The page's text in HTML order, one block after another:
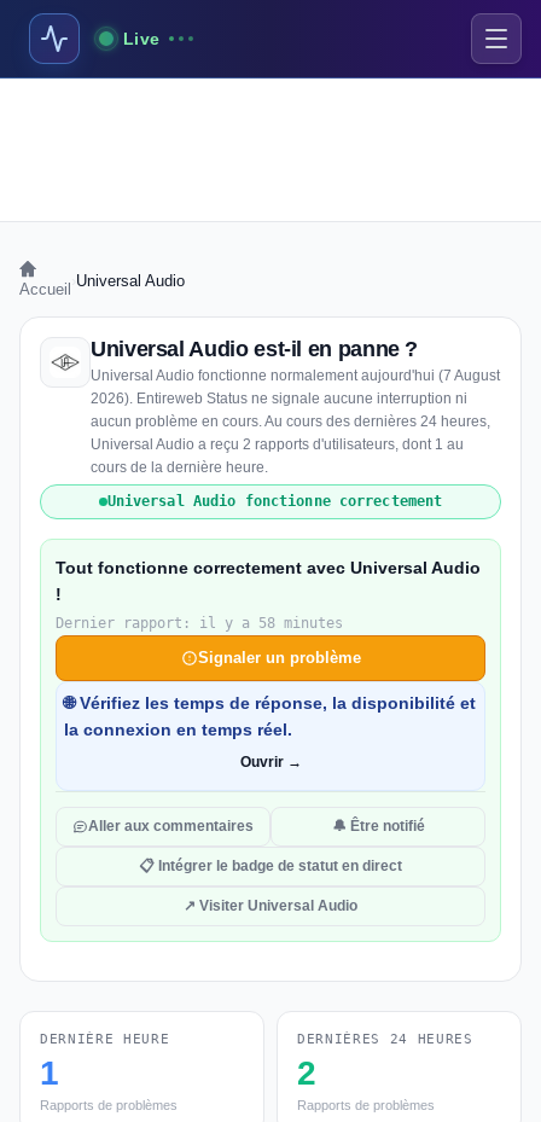
Live
Accueil Universal Audio
Universal Audio est-il en panne ?
Universal Audio fonctionne normalement aujourd'hui (7 August
2026). Entireweb Status ne signale aucune interruption ni
aucun problème en cours. Au cours des dernières 24 heures,
Universal Audio a reçu 2 rapports d'utilisateurs, dont 1 au
cours de la dernière heure.
Universal Audio fonctionne correctement
Tout fonctionne correctement avec Universal Audio
!
Dernier rapport: il y a 58 minutes
Signaler un problème
🌐 Vérifiez les temps de réponse, la disponibilité et
la connexion en temps réel.
Ouvrir →
Aller aux commentaires 🔔 Être notifié
📋 Intégrer le badge de statut en direct
↗ Visiter Universal Audio
DERNIÈRE HEURE
1
Rapports de problèmes
DERNIÈRES 24 HEURES
2
Rapports de problèmes